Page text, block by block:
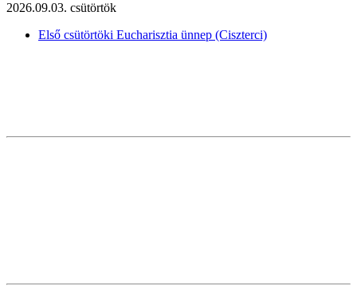
2026.09.03. csütörtök
Első csütörtöki Eucharisztia ünnep (Ciszterci)